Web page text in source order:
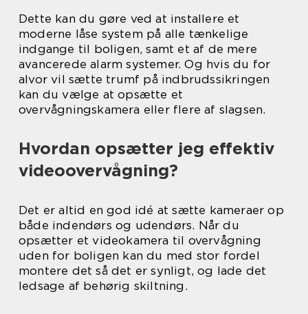
Dette kan du gøre ved at installere et
moderne låse system på alle tænkelige
indgange til boligen, samt et af de mere
avancerede alarm systemer. Og hvis du for
alvor vil sætte trumf på indbrudssikringen
kan du vælge at opsætte et
overvågningskamera eller flere af slagsen.
Hvordan opsætter jeg effektiv
videoovervågning?
Det er altid en god idé at sætte kameraer op
både indendørs og udendørs. Når du
opsætter et videokamera til overvågning
uden for boligen kan du med stor fordel
montere det så det er synligt, og lade det
ledsage af behørig skiltning.